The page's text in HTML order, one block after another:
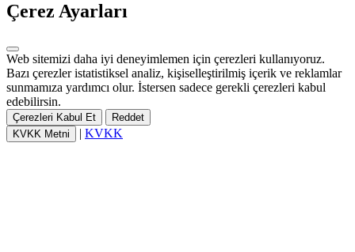
Çerez Ayarları
Web sitemizi daha iyi deneyimlemen için çerezleri kullanıyoruz.
Bazı çerezler istatistiksel analiz, kişiselleştirilmiş içerik ve reklamlar
sunmamıza yardımcı olur. İstersen sadece gerekli çerezleri kabul
edebilirsin.
Çerezleri Kabul Et
Reddet
KVKK Metni
| KVKK